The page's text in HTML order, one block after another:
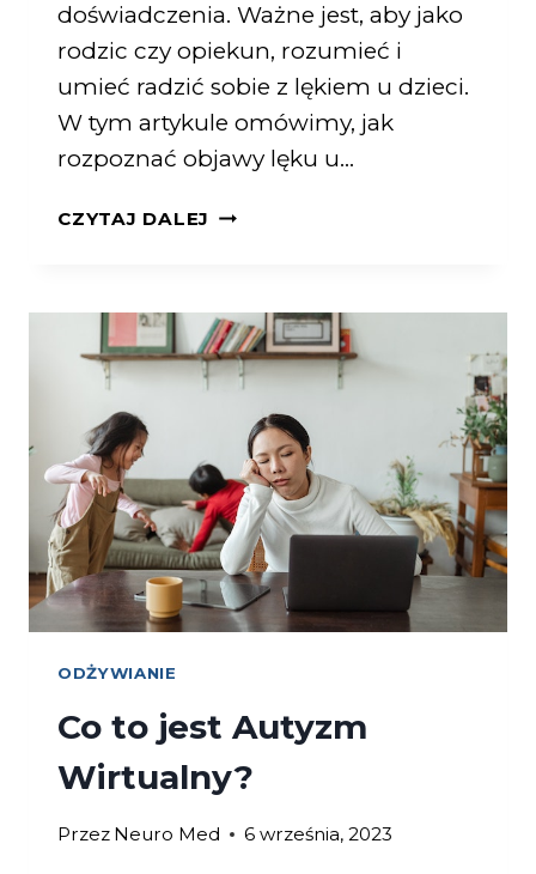
doświadczenia. Ważne jest, aby jako
rodzic czy opiekun, rozumieć i
umieć radzić sobie z lękiem u dzieci.
W tym artykule omówimy, jak
rozpoznać objawy lęku u…
CZYTAJ DALEJ
ODŻYWIANIE
Co to jest Autyzm
Wirtualny?
Przez Neuro Med 6 września, 2023